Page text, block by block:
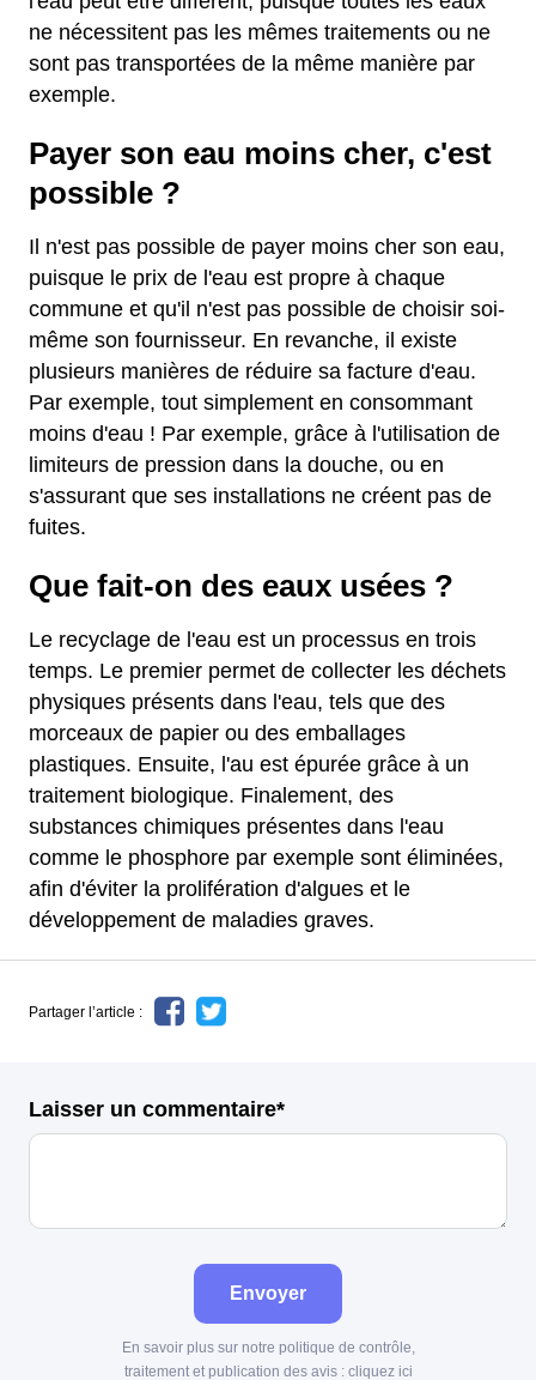
ne nécessitent pas les mêmes traitements ou ne
sont pas transportées de la même manière par
exemple.
Payer son eau moins cher, c'est
possible ?
Il n'est pas possible de payer moins cher son eau,
puisque le prix de l'eau est propre à chaque
commune et qu'il n'est pas possible de choisir soi-
même son fournisseur. En revanche, il existe
plusieurs manières de réduire sa facture d'eau.
Par exemple, tout simplement en consommant
moins d'eau ! Par exemple, grâce à l'utilisation de
limiteurs de pression dans la douche, ou en
s'assurant que ses installations ne créent pas de
fuites.
Que fait-on des eaux usées ?
Le recyclage de l'eau est un processus en trois
temps. Le premier permet de collecter les déchets
physiques présents dans l'eau, tels que des
morceaux de papier ou des emballages
plastiques. Ensuite, l'au est épurée grâce à un
traitement biologique. Finalement, des
substances chimiques présentes dans l'eau
comme le phosphore par exemple sont éliminées,
afin d'éviter la prolifération d'algues et le
développement de maladies graves.
Partager l’article :
Laisser un commentaire*
Envoyer
En savoir plus sur notre politique de contrôle,
traitement et publication des avis : cliquez ici